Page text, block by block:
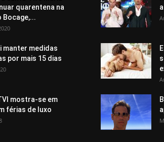
quarentena na
Bocage,...
manter medidas
por mais 15 dias
mostra-se em
férias de luxo